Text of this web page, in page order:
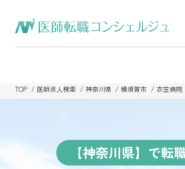
TOP 医師求人検索 神奈川県 横須賀市 衣笠病院
【神奈川県】で転